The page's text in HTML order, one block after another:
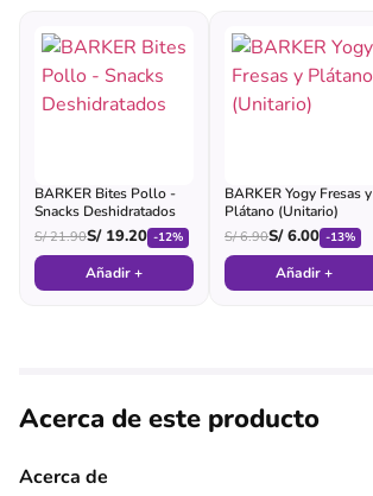
BARKER Bites Pollo -
Snacks Deshidratados
S/21.90S/19.20 -12%
Añadir +
BARKER Yogy Fresas y
Plátano (Unitario)
S/6.90S/6.00 -13%
Añadir +
Acerca de este producto
Acerca de